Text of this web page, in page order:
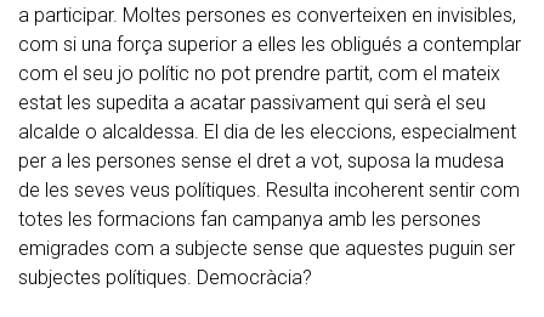
a participar. Moltes persones es converteixen en invisibles,
com si una força superior a elles les obligués a contemplar
com el seu jo polític no pot prendre partit, com el mateix
estat les supedita a acatar passivament qui serà el seu
alcalde o alcaldessa. El dia de les eleccions, especialment
per a les persones sense el dret a vot, suposa la mudesa
de les seves veus polítiques. Resulta incoherent sentir com
totes les formacions fan campanya amb les persones
emigrades com a subjecte sense que aquestes puguin ser
subjectes polítiques. Democràcia?